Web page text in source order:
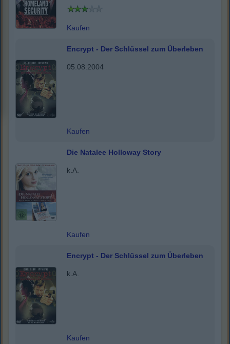
Kaufen
Encrypt - Der Schlüssel zum Überleben
05.08.2004
Kaufen
Die Natalee Holloway Story
k.A.
Kaufen
Encrypt - Der Schlüssel zum Überleben
k.A.
Kaufen